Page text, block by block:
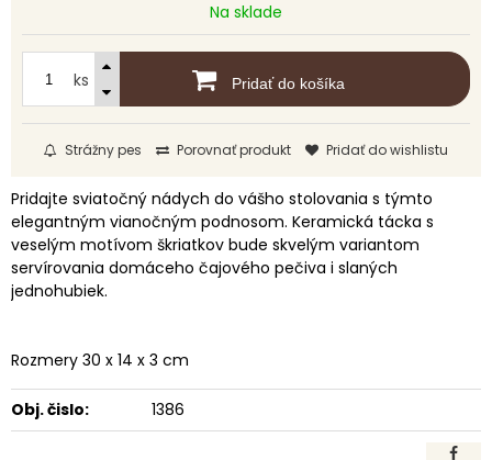
Na sklade
ks Pridať do košíka
Strážny pes Porovnať produkt Pridať do wishlistu
Pridajte sviatočný nádych do vášho stolovania s týmto
elegantným vianočným podnosom. Keramická tácka s
veselým motívom škriatkov bude skvelým variantom
servírovania domáceho čajového pečiva i slaných
jednohubiek.
Rozmery 30 x 14 x 3 cm
Obj. čislo: 1386